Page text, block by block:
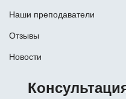
Наши преподаватели
Отзывы
Новости